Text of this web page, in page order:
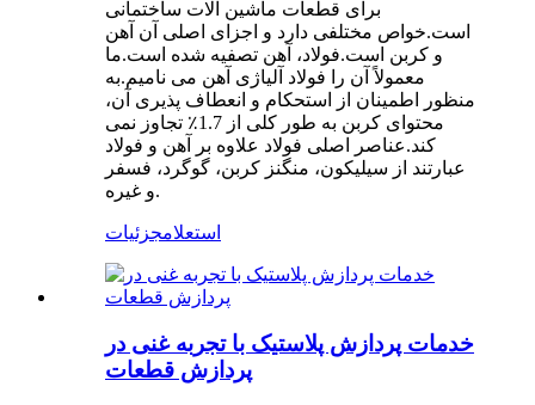
برای قطعات ماشین آلات ساختمانی
است.خواص مختلفی دارد و اجزای اصلی آن آهن
و کربن است.فولاد، آهن تصفیه شده است.ما
معمولاً آن را فولاد آلیاژی آهن می نامیم.به
منظور اطمینان از استحکام و انعطاف پذیری آن،
محتوای کربن به طور کلی از 1.7٪ تجاوز نمی
کند.عناصر اصلی فولاد علاوه بر آهن و فولاد
عبارتند از سیلیکون، منگنز کربن، گوگرد، فسفر
و غیره.
استعلامجزئیات
خدمات پردازش پلاستیک با تجربه غنی در
پردازش قطعات